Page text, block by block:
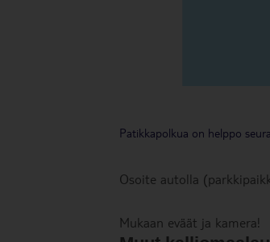
Patikkapolkua on helppo
Osoite autolla
Mukaan eväät ja kamera!